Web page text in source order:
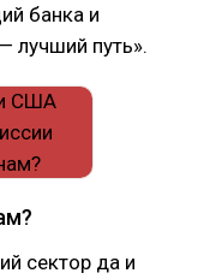
банка и
лучший путь».
сектор да и